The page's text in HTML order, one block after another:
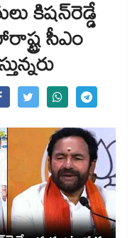
కిషన్‌‌‌‌రెడ్డే
సీఎం